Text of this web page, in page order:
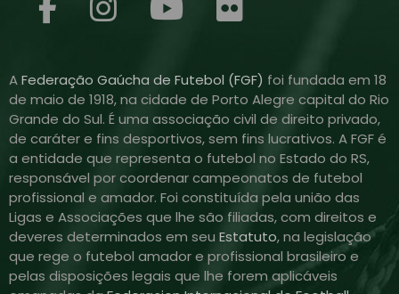
AFederação Gaúcha de Futebol (FGF) foi fundada em 18
de maio de 1918, na cidade de Porto Alegre capital do Rio
Grande do Sul. É uma associação civil de direito privado,
de caráter e fins desportivos, sem fins lucrativos. A FGF é
a entidade que representa o futebol no Estado do RS,
responsável por coordenar campeonatos de futebol
profissional e amador. Foi constituída pela união das
Ligas e Associações que lhe são filiadas, com direitos e
deveres determinados em seu Estatuto, na legislação
que rege o futebol amador e profissional brasileiro e
pelas disposições legais que lhe forem aplicáveis